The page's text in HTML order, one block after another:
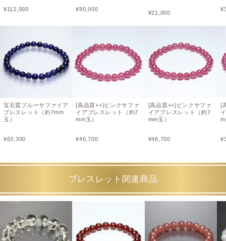
¥112,000
宝石質ブルーサファイア
ブレスレット（約7mm
玉）
¥63,300
¥90,000
[高品質++]ピンクサファ
イアブレスレット（約7
mm玉）
¥46,700
¥21,000
[高品質++]ピンクサファ
イアブレスレット（約7
mm玉）
¥46,700
¥
[
¥
ブレスレット関連商品